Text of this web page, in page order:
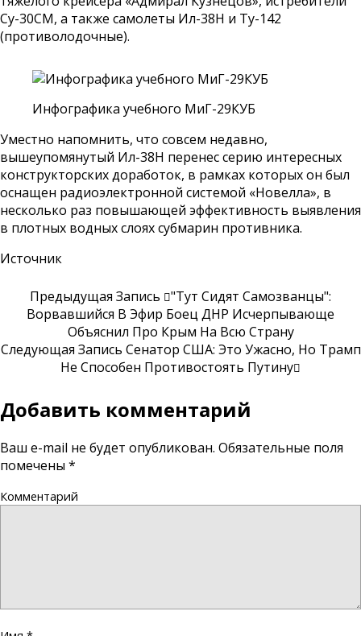
Су-30СМ, а также самолеты Ил-38Н и Ту-142
(противолодочные).
Инфографика учебного МиГ-29КУБ
Уместно напомнить, что совсем недавно,
вышеупомянутый Ил-38Н перенес серию интересных
конструкторских доработок, в рамках которых он был
оснащен радиоэлектронной системой «Новелла», в
несколько раз повышающей эффективность выявления
в плотных водных слоях субмарин противника.
Источник
Предыдущая Запись
"Тут Сидят Самозванцы":
Ворвавшийся В Эфир Боец ДНР Исчерпывающе
Объяснил Про Крым На Всю Страну
Следующая Запись Сенатор США: Это Ужасно, Но Трамп
Не Способен Противостоять Путину
Добавить комментарий
Ваш e-mail не будет опубликован. Обязательные поля
помечены *
Комментарий